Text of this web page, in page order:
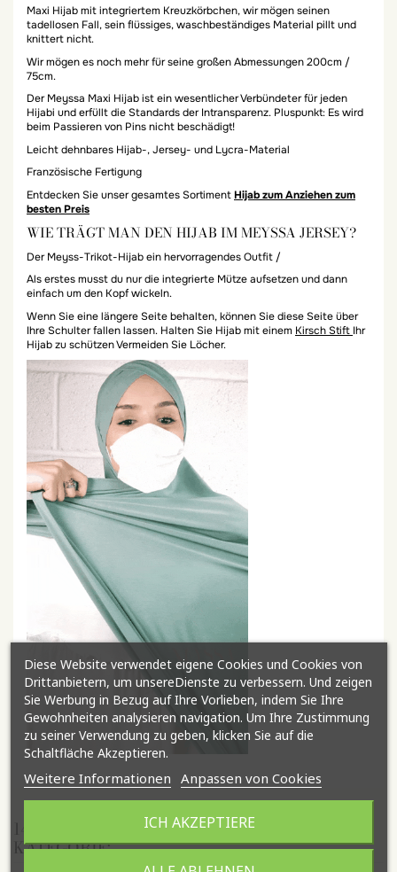
Maxi Hijab mit integriertem Kreuzkörbchen, wir mögen seinen
tadellosen Fall, sein flüssiges, waschbeständiges Material pillt und
knittert nicht.
Wir mögen es noch mehr für seine großen Abmessungen 200cm /
75cm.
Der Meyssa Maxi Hijab ist ein wesentlicher Verbündeter für jeden
Hijabi und erfüllt die Standards der Intransparenz. Pluspunkt: Es wird
beim Passieren von Pins nicht beschädigt!
Leicht dehnbares Hijab-, Jersey- und Lycra-Material
Französische Fertigung
Entdecken Sie unser gesamtes SortimentHijab zum Anziehen zum
besten Preis
WIE TRÄGT MAN DEN HIJAB IM MEYSSA JERSEY?
Der Meyss-Trikot-Hijab ein hervorragendes Outfit /
Als erstes musst du nur die integrierte Mütze aufsetzen und dann
einfach um den Kopf wickeln.
Wenn Sie eine längere Seite behalten, können Sie diese Seite über
Ihre Schulter fallen lassen. Halten Sie Hijab mit einem Kirsch Stift Ihr
Hijab zu schützen Vermeiden Sie Löcher.
14 ANDERE ARTIKEL IN DER GLEICHEN
KATEGORIE:
Diese Website verwendet eigene Cookies und Cookies von
Drittanbietern, um unsereDienste zu verbessern. Und zeigen
Sie Werbung in Bezug auf Ihre Vorlieben, indem Sie Ihre
Gewohnheiten analysieren navigation. Um Ihre Zustimmung
zu seiner Verwendung zu geben, klicken Sie auf die
Schaltfläche Akzeptieren.
Weitere Informationen Anpassen von Cookies
ICH AKZEPTIERE